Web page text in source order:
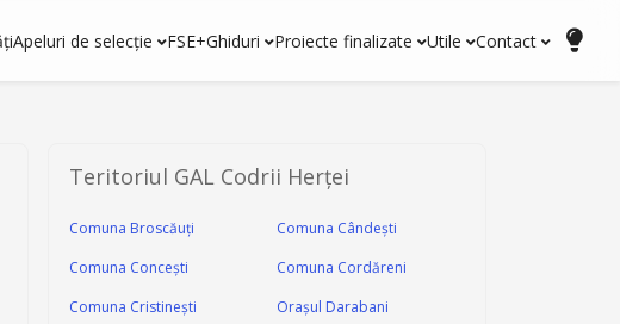
Apeluri de selecție FSE+Ghiduri Proiecte finalizate Utile Contact
Teritoriul GAL Codrii Herței
Comuna Broscăuți
Comuna Cândeşti
Comuna Conceşti
Comuna Cordăreni
Comuna Cristineşti
Orașul Darabani